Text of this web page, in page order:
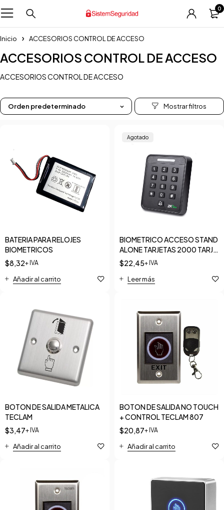
0
Inicio ACCESORIOS CONTROL DE ACCESO
ACCESORIOS CONTROL DE ACCESO
ACCESORIOS CONTROL DE ACCESO
Orden predeterminado
BATERIA PARA RELOJES
BIOMETRICOS
$8,32+ IVA
Añadir al carrito
Agotado
BIOMETRICO ACCESO STAND
ALONE TARJETAS 2000 TARJ
RFID ZKTECO
$22,45+ IVA
Leer más
BOTON DE SALIDA METALICA
TECLAM
$3,47+ IVA
Añadir al carrito
BOTON DE SALIDA NO TOUCH
+ CONTROL TECLAM 807
$20,87+ IVA
Añadir al carrito